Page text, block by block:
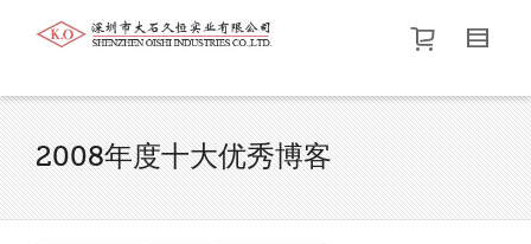
帮我查找新的衬衫尺码
价格介于
默认品牌.
查找产品！
2008年度十大优秀博客